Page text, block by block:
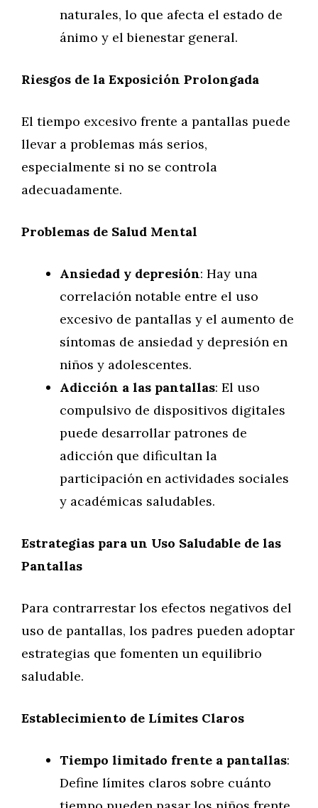
naturales, lo que afecta el estado de
ánimo y el bienestar general.
Riesgos de la Exposición Prolongada
El tiempo excesivo frente a pantallas puede
llevar a problemas más serios,
especialmente si no se controla
adecuadamente.
Problemas de Salud Mental
Ansiedad y depresión: Hay una
correlación notable entre el uso
excesivo de pantallas y el aumento de
síntomas de ansiedad y depresión en
niños y adolescentes.
Adicción a las pantallas: El uso
compulsivo de dispositivos digitales
puede desarrollar patrones de
adicción que dificultan la
participación en actividades sociales
y académicas saludables.
Estrategias para un Uso Saludable de las
Pantallas
Para contrarrestar los efectos negativos del
uso de pantallas, los padres pueden adoptar
estrategias que fomenten un equilibrio
saludable.
Establecimiento de Límites Claros
Tiempo limitado frente a pantallas:
Define límites claros sobre cuánto